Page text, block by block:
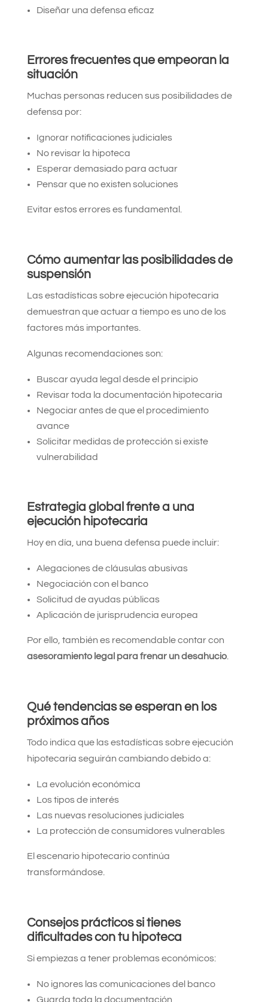
Diseñar una defensa eficaz
Errores frecuentes que empeoran la
situación
Muchas personas reducen sus posibilidades de
defensa por:
Ignorar notificaciones judiciales
No revisar la hipoteca
Esperar demasiado para actuar
Pensar que no existen soluciones
Evitar estos errores es fundamental.
Cómo aumentar las posibilidades de
suspensión
Las estadísticas sobre ejecución hipotecaria
demuestran que actuar a tiempo es uno de los
factores más importantes.
Algunas recomendaciones son:
Buscar ayuda legal desde el principio
Revisar toda la documentación hipotecaria
Negociar antes de que el procedimiento
avance
Solicitar medidas de protección si existe
vulnerabilidad
Estrategia global frente a una
ejecución hipotecaria
Hoy en día, una buena defensa puede incluir:
Alegaciones de cláusulas abusivas
Negociación con el banco
Solicitud de ayudas públicas
Aplicación de jurisprudencia europea
Por ello, también es recomendable contar con
asesoramiento legal para frenar un desahucio.
Qué tendencias se esperan en los
próximos años
Todo indica que las estadísticas sobre ejecución
hipotecaria seguirán cambiando debido a:
La evolución económica
Los tipos de interés
Las nuevas resoluciones judiciales
La protección de consumidores vulnerables
El escenario hipotecario continúa
transformándose.
Consejos prácticos si tienes
dificultades con tu hipoteca
Si empiezas a tener problemas económicos:
No ignores las comunicaciones del banco
Guarda toda la documentación